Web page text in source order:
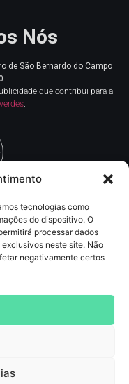
tecnologias como
do dispositivo. O
processar dados
neste site. Não
negativamente certos
Nós
de São Bernardo do Campo
que contribui para a
.
assessoria de imprensa,